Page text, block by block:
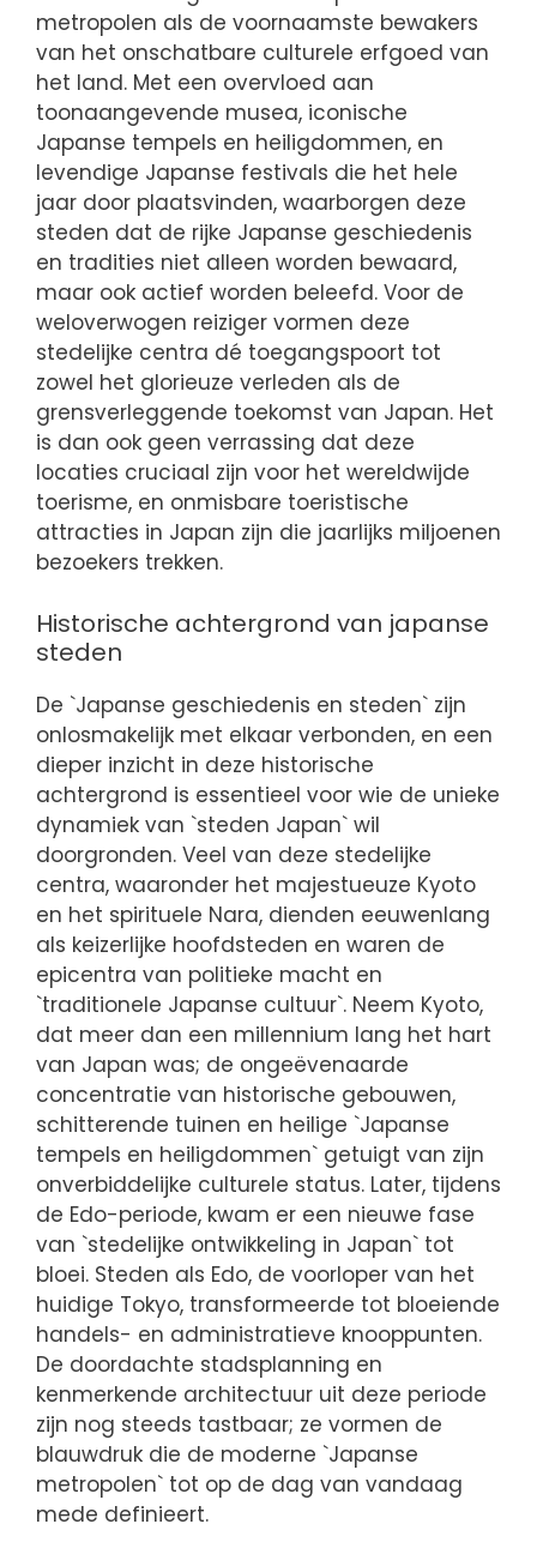
metropolen als de voornaamste bewakers
van het onschatbare culturele erfgoed van
het land. Met een overvloed aan
toonaangevende musea, iconische
Japanse tempels en heiligdommen, en
levendige Japanse festivals die het hele
jaar door plaatsvinden, waarborgen deze
steden dat de rijke Japanse geschiedenis
en tradities niet alleen worden bewaard,
maar ook actief worden beleefd. Voor de
weloverwogen reiziger vormen deze
stedelijke centra dé toegangspoort tot
zowel het glorieuze verleden als de
grensverleggende toekomst van Japan. Het
is dan ook geen verrassing dat deze
locaties cruciaal zijn voor het wereldwijde
toerisme, en onmisbare toeristische
attracties in Japan zijn die jaarlijks miljoenen
bezoekers trekken.
Historische achtergrond van japanse
steden
De `Japanse geschiedenis en steden` zijn
onlosmakelijk met elkaar verbonden, en een
dieper inzicht in deze historische
achtergrond is essentieel voor wie de unieke
dynamiek van `steden Japan` wil
doorgronden. Veel van deze stedelijke
centra, waaronder het majestueuze Kyoto
en het spirituele Nara, dienden eeuwenlang
als keizerlijke hoofdsteden en waren de
epicentra van politieke macht en
`traditionele Japanse cultuur`. Neem Kyoto,
dat meer dan een millennium lang het hart
van Japan was; de ongeëvenaarde
concentratie van historische gebouwen,
schitterende tuinen en heilige `Japanse
tempels en heiligdommen` getuigt van zijn
onverbiddelijke culturele status. Later, tijdens
de Edo-periode, kwam er een nieuwe fase
van `stedelijke ontwikkeling in Japan` tot
bloei. Steden als Edo, de voorloper van het
huidige Tokyo, transformeerde tot bloeiende
handels- en administratieve knooppunten.
De doordachte stadsplanning en
kenmerkende architectuur uit deze periode
zijn nog steeds tastbaar; ze vormen de
blauwdruk die de moderne `Japanse
metropolen` tot op de dag van vandaag
mede definieert.